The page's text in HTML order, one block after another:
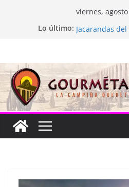
viernes,
Lo último: La
Jacarandas del
Queretablues